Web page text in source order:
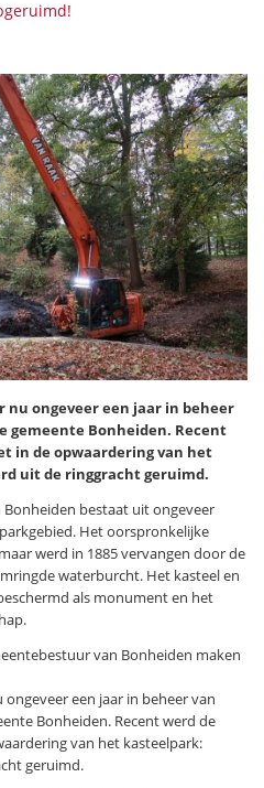
nu ongeveer een jaar in beheer
gemeente Bonheiden. Recent
in de opwaardering van het
uit de ringgracht geruimd.
bestaat uit ongeveer
Het oorspronkelijke
werd in 1885 vervangen door de
waterburcht. Het kasteel en
als monument en het
van Bonheiden maken
een jaar in beheer van
Bonheiden. Recent werd de
van het kasteelpark:
geruimd.